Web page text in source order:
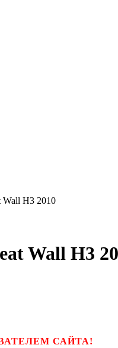
Wall H3 2010
Wall H3
САЙТА!